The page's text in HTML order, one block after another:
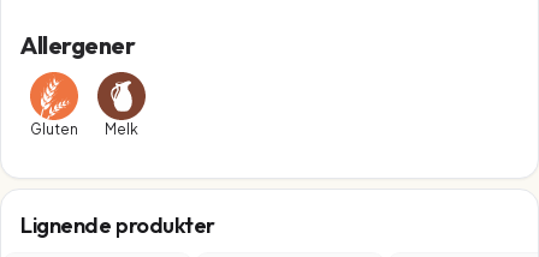
Allergener
Gluten Melk
Lignende produkter